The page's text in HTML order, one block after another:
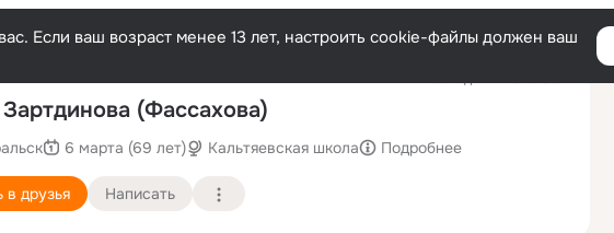
Если ваш возраст менее 13 лет, настроить cookie-файлы должен ваш
(Фассахова)
6 марта (69 лет) Кальтяевская школа Подробнее
в друзья Написать